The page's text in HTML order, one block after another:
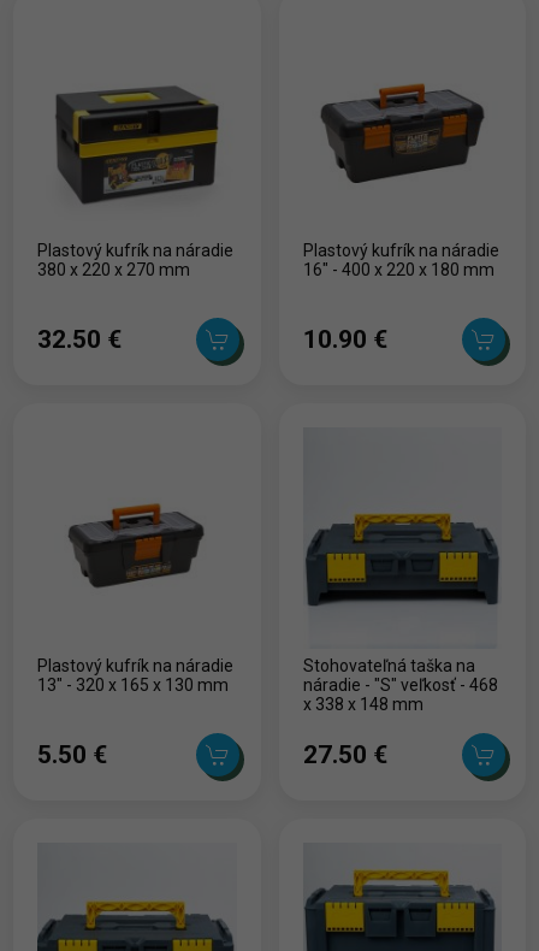
Plastový kufrík na náradie
380 x 220 x 270 mm
32.50 ‎€
Plastový kufrík na náradie
16" - 400 x 220 x 180 mm
10.90 ‎€
Plastový kufrík na náradie
13" - 320 x 165 x 130 mm
5.50 ‎€
Stohovateľná taška na
náradie - "S" veľkosť - 468
x 338 x 148 mm
27.50 ‎€